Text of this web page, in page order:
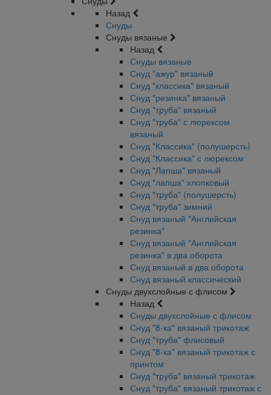
Назад
Снуды
Снуды вязаные
Назад
Снуды вязаные
Снуд "ажур" вязаный
Снуд "классика" вязаный
Снуд "резинка" вязаный
Снуд "труба" вязаный
Снуд "труба" с люрексом
вязаный
Снуд "Классика" (полушерсть)
Снуд "Классика" с люрексом
Снуд "Лапша" вязаный
Снуд "лапша" хлопковый
Снуд "труба" (полушерсть)
Снуд "труба" зимний
Снуд вязаный "Английская
резинка"
Снуд вязаный "Английская
резинка" в два оборота
Снуд вязаный в два оборота
Снуд вязаный классический
Снуды двухслойные с флисом
Назад
Снуды двухслойные с флисом
Снуд "8-ка" вязаный трикотаж
Снуд "труба" флисовый
Снуд "8-ка" вязаный трикотаж с
принтом
Снуд "труба" вязаный трикотаж
Снуд "труба" вязаный трикотаж с